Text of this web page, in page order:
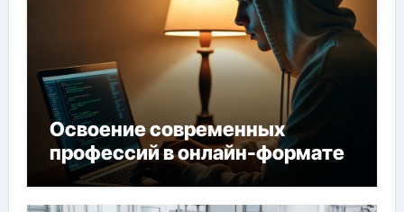
Освоение современных
профессий в онлайн-формате